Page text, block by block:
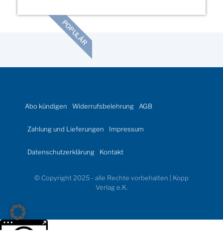
POPULÄR
Abo kündigen Widerrufsbelehrung AGB
Zahlung und Lieferungen Impressum
Datenschutzerklärung Kontakt
© Copyright 2025 - alle Rechte vorbehalten | Kopp
Verlag e.K.
Weitere Informationen über den gesperrten Inhalt.